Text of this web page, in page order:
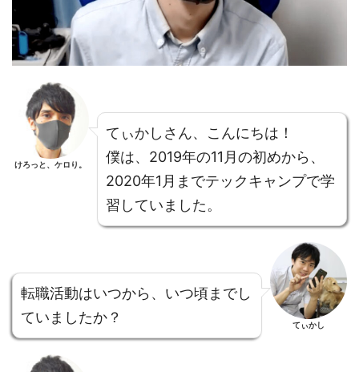
けろっと、ケロり。
てぃかしさん、こんにちは！
僕は、2019年の11月の初めから、
2020年1月までテックキャンプで学
習していました。
転職活動はいつから、いつ頃までし
ていましたか？
てぃかし